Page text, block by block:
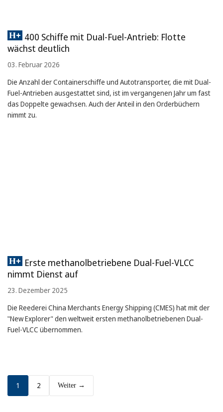
400 Schiffe mit Dual-Fuel-Antrieb: Flotte
wächst deutlich
03. Februar 2026
Die Anzahl der Containerschiffe und Autotransporter, die mit Dual-
Fuel-Antrieben ausgestattet sind, ist im vergangenen Jahr um fast
das Doppelte gewachsen. Auch der Anteil in den Orderbüchern
nimmt zu.
Erste methanolbetriebene Dual-Fuel-VLCC
nimmt Dienst auf
23. Dezember 2025
Die Reederei China Merchants Energy Shipping (CMES) hat mit der
"New Explorer" den weltweit ersten methanolbetriebenen Dual-
Fuel-VLCC übernommen.
1 2 Weiter →